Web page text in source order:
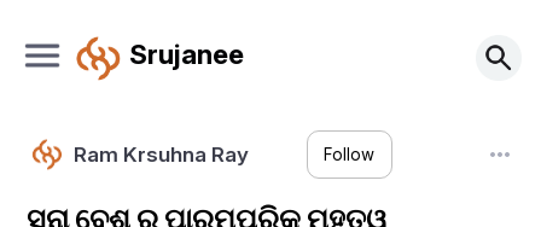
Srujanee
Ram Krsuhna Ray Follow
ସୁନା ବେଶ ର ପାରମ୍ପରିକ ମହତ୍ୱ